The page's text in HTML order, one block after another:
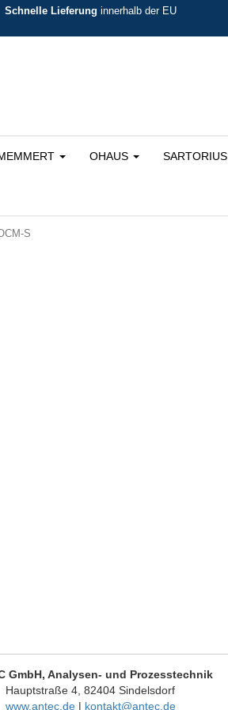
Schnelle Lieferung innerhalb der EU
OHAUS SARTORIUS
S
GmbH, Analysen- und Prozesstechnik
Hauptstraße 4, 82404 Sindelsdorf
www.antec.de| kontakt@antec.de